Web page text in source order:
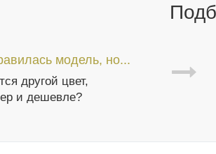
модель, но...
другой цвет,
и дешевле?